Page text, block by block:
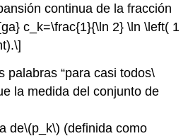
continua de la fracción
c_k=\frac{1}{\ln 2} \ln \left( 1
palabras “para casi todos\
la medida del conjunto de
de\(p_k\) (definida como